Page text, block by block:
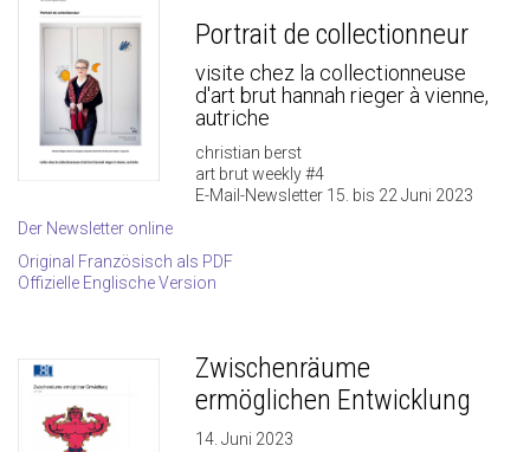
Portrait de collectionneur
visite chez la collectionneuse
d'art brut hannah rieger à vienne,
autriche
christian berst
art brut weekly #4
E-Mail-Newsletter 15. bis 22 Juni 2023
Der Newsletter online
Original Französisch als PDF
Offizielle Englische Version
Zwischenräume
ermöglichen Entwicklung
14. Juni 2023